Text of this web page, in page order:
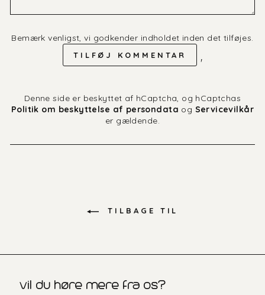
Bemærk venligst, vi godkender indholdet inden det tilføjes.
TILFØJ KOMMENTAR
'
Denne side er beskyttet af hCaptcha, og hCaptchas
Politik om beskyttelse af persondata og Servicevilkår
er gældende.
TILBAGE TIL
vil du høre mere fra os?